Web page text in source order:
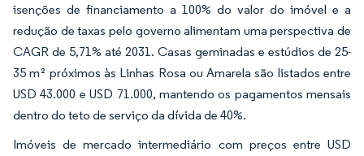
isenções de financiamento a 100% do valor do imóvel e a
redução de taxas pelo governo alimentam uma perspectiva de
CAGR de 5,71% até 2031. Casas geminadas e estúdios de 25-
35 m² próximos às Linhas Rosa ou Amarela são listados entre
USD 43.000 e USD 71.000, mantendo os pagamentos mensais
dentro do teto de serviço da dívida de 40%.
Imóveis de mercado intermediário com preços entre USD